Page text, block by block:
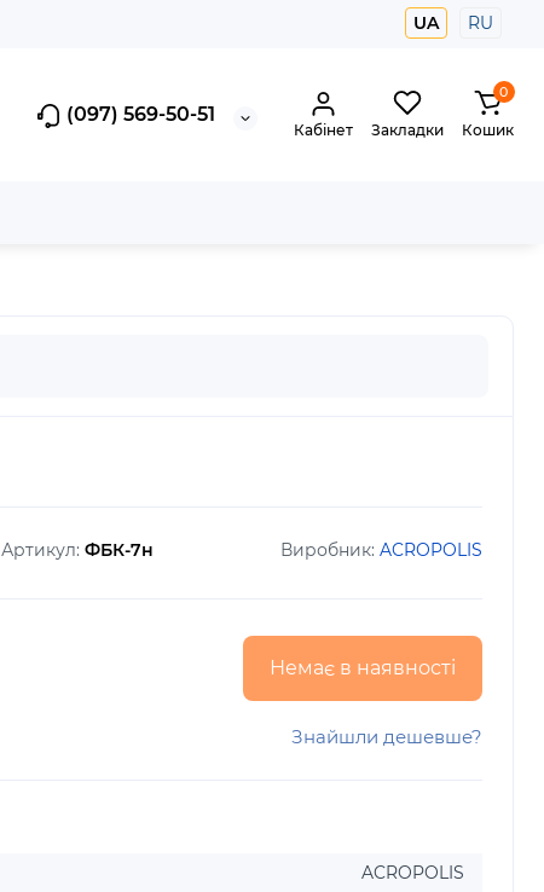
UA RU
(097) 569-50-51
Кабінет Закладки
0
Кошик
Артикул: ФБК-7н Виробник: ACROPOLIS
Немає в наявності
Знайшли дешевше?
ACROPOLIS